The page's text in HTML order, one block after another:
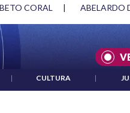
Y DMG | ACUERDOS
| CULTURA |